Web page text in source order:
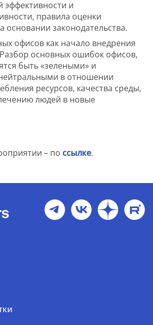
эффективности и
правила оценки
основании законодательства.
офисов как начало внедрения
Разбор основных ошибок офисов,
быть «зелеными» и
в отношении
ресурсов, качества среды,
людей в новые
– по ссылке.